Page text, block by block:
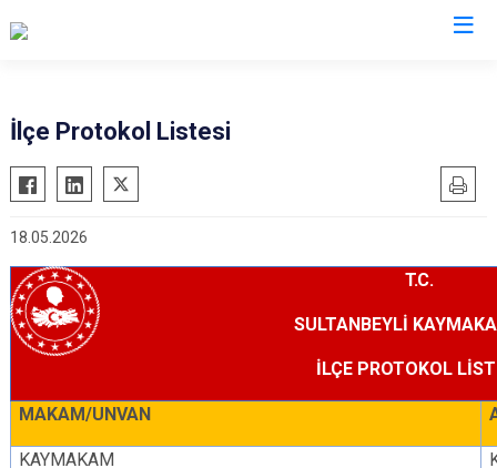
Adalar
Avcılar
Bağcılar
Bahçelievler
Bakırköy
Bayrampaşa
Beykoz
Beyoğlu
Pendik
Üsküdar
Zeytinburnu
Ataşehir
Beylikdüzü
İlçe Protokol Listesi
18.05.2026
T.C.
SULTANBEYLİ
İLÇE PROTOKOL
MAKAM/UNVAN
KAYMAKAM